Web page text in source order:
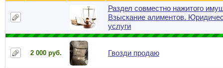
Раздел совместно нажитого
Взыскание алиментов.
услуги
2 000 руб. Гвозди продаю